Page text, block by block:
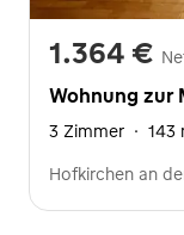
1.364 €
Wohnung zur
3 Zimmer · 143
Hofkirchen an